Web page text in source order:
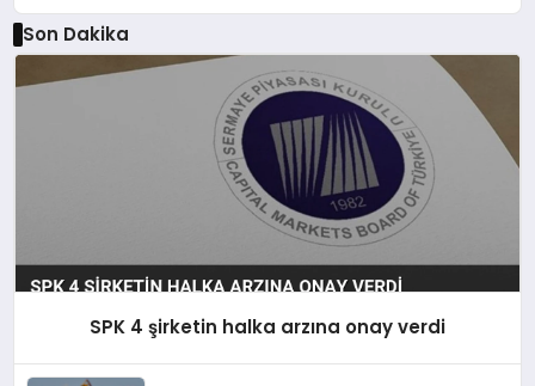
Son Dakika
SPK 4 şirketin halka arzına onay verdi